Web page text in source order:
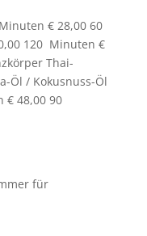
€ 28,00 60
120 Minuten €
Thai-
Öl / Kokusnuss-Öl
48,00 90
für